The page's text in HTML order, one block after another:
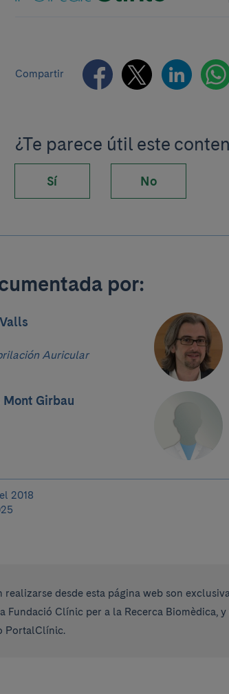
Compartir
¿Te parece útil este
Sí No
por:
Auricular
Girbau
2018
realizarse desde esta página web son
Fundació Clínic per a la Recerca Biomèdica, y
PortalClínic.